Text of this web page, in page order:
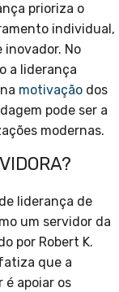
prioriza o
individual,
No
a liderança
motivação dos
pode ser a
modernas.
liderança de
um servidor da
por Robert K.
que a
é apoiar os